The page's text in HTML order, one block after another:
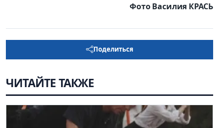
Фото Василия КРАСЬ
Поделиться
ЧИТАЙТЕ ТАКЖЕ